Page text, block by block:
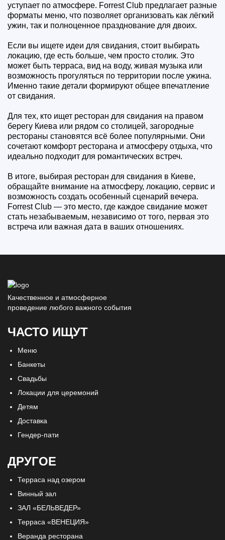
уступает по атмосфере. Forrest Club предлагает разные
форматы меню, что позволяет организовать как лёгкий
ужин, так и полноценное празднование для двоих.
Если вы ищете идеи для свидания, стоит выбирать
локацию, где есть больше, чем просто столик. Это
может быть терраса, вид на воду, живая музыка или
возможность прогуляться по территории после ужина.
Именно такие детали формируют общее впечатление
от свидания.
Для тех, кто ищет ресторан для свидания на правом
берегу Киева или рядом со столицей, загородные
рестораны становятся всё более популярными. Они
сочетают комфорт ресторана и атмосферу отдыха, что
идеально подходит для романтических встреч.
В итоге, выбирая ресторан для свидания в Киеве,
обращайте внимание на атмосферу, локацию, сервис и
возможность создать особенный сценарий вечера.
Forrest Club — это место, где каждое свидание может
стать незабываемым, независимо от того, первая это
встреча или важная дата в ваших отношениях.
Качественное и атмосферное
проведение любого важного события
ЧАСТО ИЩУТ
Меню
Банкеты
Свадьбы
Локации для церемоний
Детям
Доставка
Гендер-пати
ДРУГОЕ
Терраса над озером
Винный зал
ЗАЛ «БЕЛЬВЕДЕР»
Терраса «ВЕНЕЦИЯ»
Веранда ресторана